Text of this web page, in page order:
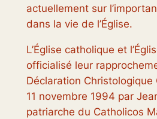
actuellement sur
dans la vie de l’Église.
L’Église catholique et
officialisé leur
Déclaration Christologique
11 novembre 1994 par
patriarche du Catholicos